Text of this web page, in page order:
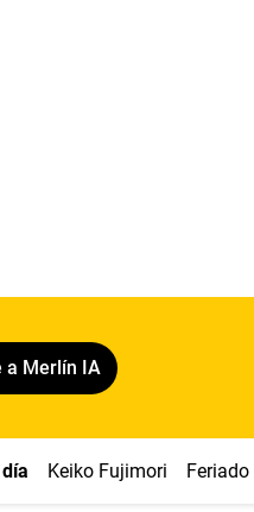
a Merlín IA
Keiko Fujimori Feriado